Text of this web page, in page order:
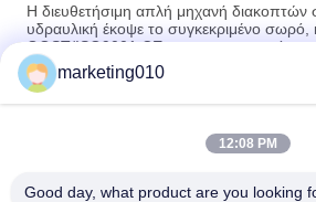
Η διευθετήσιμη απλή μηχανή
υδραυλική έκοψε το συγκεκριμένο
GOST/ISO9001 CE το πιστοποιητικό
Υδραυλική Μηχανή Διάσπασης στην
Πλάτος 800mm τοίχων περικοπών
τοίχων διακοπτών τοίχων διακοπτών
marketing010
12:08 PM
Good day, what product are you looking